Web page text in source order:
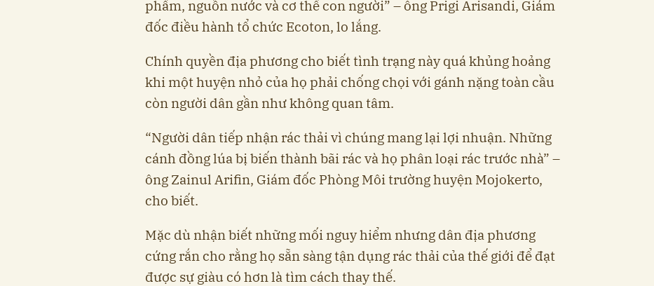
phẩm, nguồn nước và cơ thể con người” – ông Prigi Arisandi, Giám
đốc điều hành tổ chức Ecoton, lo lắng.
Chính quyền địa phương cho biết tình trạng này quá khủng hoảng
khi một huyện nhỏ của họ phải chống chọi với gánh nặng toàn cầu
còn người dân gần như không quan tâm.
“Người dân tiếp nhận rác thải vì chúng mang lại lợi nhuận. Những
cánh đồng lúa bị biến thành bãi rác và họ phân loại rác trước nhà” –
ông Zainul Arifin, Giám đốc Phòng Môi trường huyện Mojokerto,
cho biết.
Mặc dù nhận biết những mối nguy hiểm nhưng dân địa phương
cứng rắn cho rằng họ sẵn sàng tận dụng rác thải của thế giới để đạt
được sự giàu có hơn là tìm cách thay thế.